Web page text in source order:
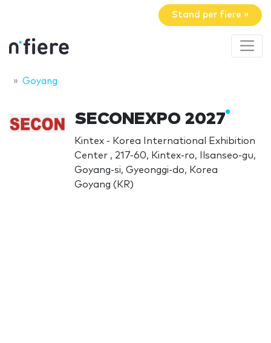
Stand per fiere »
Goyang
SECONEXPO 2027
Kintex - Korea International Exhibition
Center , 217-60, Kintex-ro, Ilsanseo-gu,
Goyang-si, Gyeonggi-do, Korea
Goyang (KR)